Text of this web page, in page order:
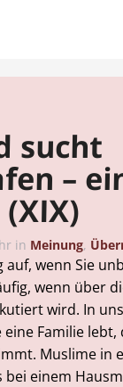
sucht
–
in Meinung,
wenn Sie
wenn über
wird. In
Familie lebt,
Muslime in
bei einem